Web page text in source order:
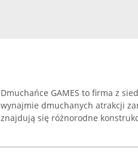
Dmuchańce GAMES to firma z
wynajmie dmuchanych atrakcji
znajdują się różnorodne